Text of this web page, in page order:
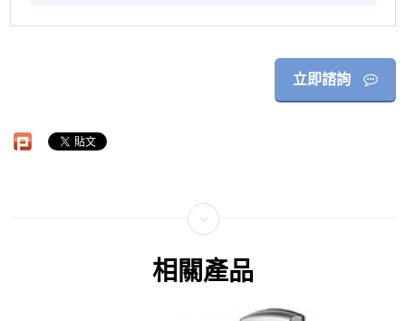
立即諮詢
相關產品